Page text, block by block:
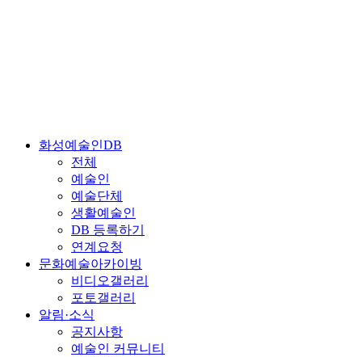
화성예술인DB
전체
예술인
예술단체
생활예술인
DB 등록하기
연계요청
문화예술아카이빙
비디오갤러리
포토갤러리
알림·소식
공지사항
예술인 커뮤니티